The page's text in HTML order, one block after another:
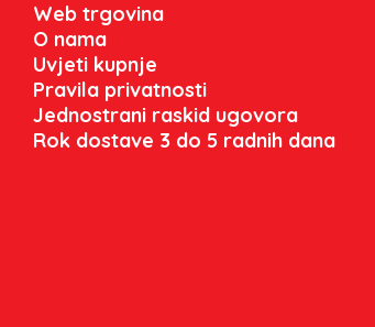
Web trgovina
O nama
Uvjeti kupnje
Pravila privatnosti
Jednostrani raskid ugovora
Rok dostave 3 do 5 radnih dana